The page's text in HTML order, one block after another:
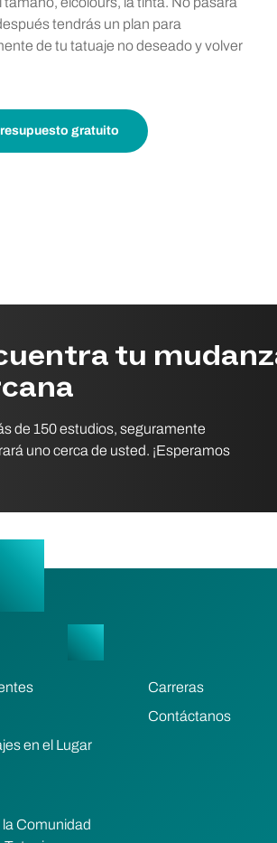
tendrás un plan para
de tu tatuaje no deseado y volver
gratuito
tu
de 150 estudios, seguramente
uno cerca de usted. ¡Esperamos
en el Lugar
Comunidad
Carreras
Contáctanos